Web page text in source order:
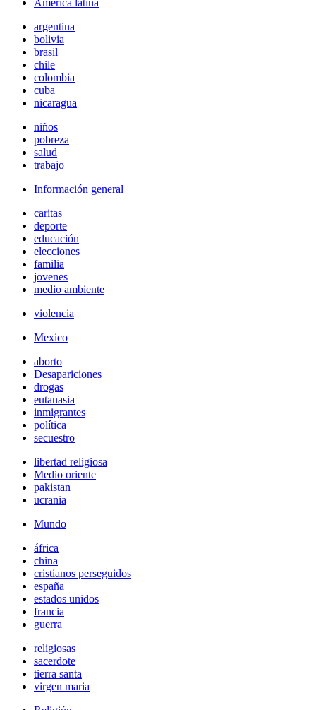
America latina
argentina
bolivia
brasil
chile
colombia
cuba
nicaragua
niños
pobreza
salud
trabajo
Información general
caritas
deporte
educación
elecciones
familia
jovenes
medio ambiente
violencia
Mexico
aborto
Desapariciones
drogas
eutanasia
inmigrantes
política
secuestro
libertad religiosa
Medio oriente
pakistan
ucrania
Mundo
áfrica
china
cristianos perseguidos
españa
estados unidos
francia
guerra
religiosas
sacerdote
tierra santa
virgen maria